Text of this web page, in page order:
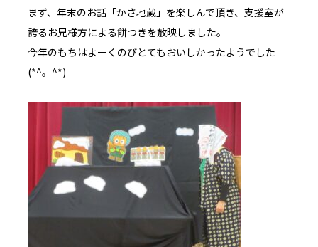
まず、年末のお話「かさ地蔵」を楽しんで頂き、支援室が
誇るお兄様方による餅つきを放映しました。
今年のもちはよーくのびとてもおいしかったようでした
(*^。^*)